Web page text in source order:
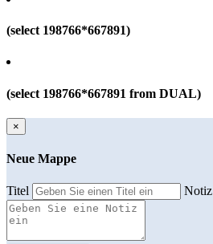
(select 198766*667891)
(select 198766*667891 from DUAL)
×
Neue Mappe
Titel Notiz